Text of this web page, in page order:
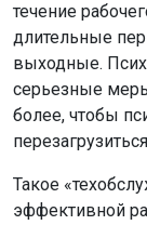
течение
длительные
выходные.
серьезные
более, чтобы
Такое
эффективной